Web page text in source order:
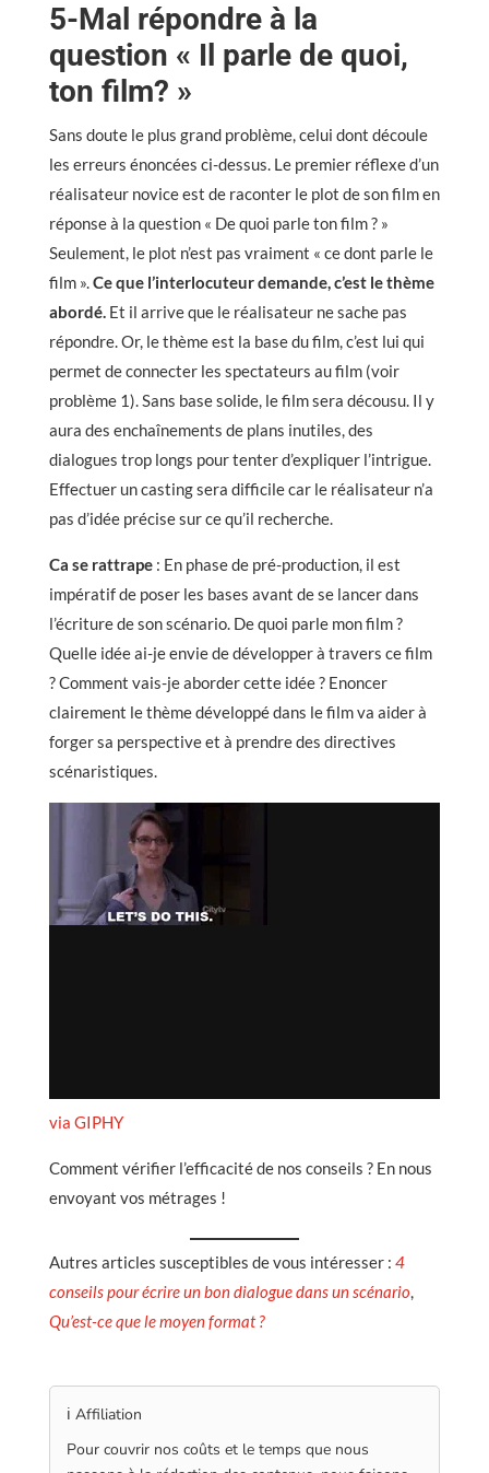
5-Mal répondre à la
question « Il parle de quoi,
ton film? »
Sans doute le plus grand problème, celui dont découle
les erreurs énoncées ci-dessus. Le premier réflexe d’un
réalisateur novice est de raconter le plot de son film en
réponse à la question « De quoi parle ton film ? »
Seulement, le plot n’est pas vraiment « ce dont parle le
film ».Ce que l’interlocuteur demande, c’est le thème
abordé.Et il arrive que le réalisateur ne sache pas
répondre. Or, le thème est la base du film, c’est lui qui
permet de connecter les spectateurs au film (voir
problème 1). Sans base solide, le film sera décousu. Il y
aura des enchaînements de plans inutiles, des
dialogues trop longs pour tenter d’expliquer l’intrigue.
Effectuer un casting sera difficile car le réalisateur n’a
pas d’idée précise sur ce qu’il recherche.
Ca se rattrape: En phase de pré-production, il est
impératif de poser les bases avant de se lancer dans
l’écriture de son scénario. De quoi parle mon film ?
Quelle idée ai-je envie de développer à travers ce film
? Comment vais-je aborder cette idée ? Enoncer
clairement le thème développé dans le film va aider à
forger sa perspective et à prendre des directives
scénaristiques.
via GIPHY
Comment vérifier l’efficacité de nos conseils ? En nous
envoyant vos métrages !
Autres articles susceptibles de vous intéresser : 4
conseils pour écrire un bon dialogue dans un scénario,
Qu’est-ce que le moyen format ?
ℹ️ Affiliation
Pour couvrir nos coûts et le temps que nous